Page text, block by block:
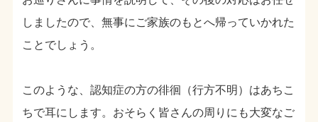
しましたので、無事にご家族のもとへ帰っていかれた
ことでしょう。
このような、認知症の方の徘徊（行方不明）はあちこ
ちで耳にします。おそらく皆さんの周りにも大変なご